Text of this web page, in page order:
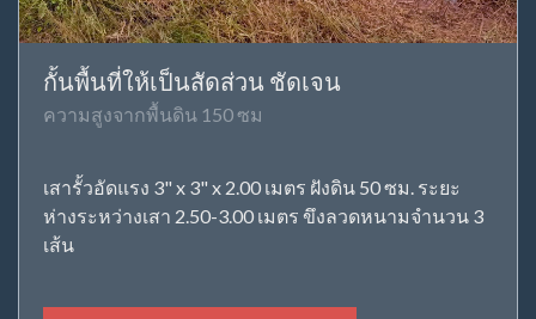
กั้นพื้นที่ให้เป็นสัดส่วน ชัดเจน
ความสูงจากพื้นดิน 150 ซม
เสารั้วอัดแรง 3" x 3" x 2.00 เมตร ฝังดิน 50 ซม. ระยะ
ห่างระหว่างเสา 2.50-3.00 เมตร ขึงลวดหนามจำนวน 3
เส้น